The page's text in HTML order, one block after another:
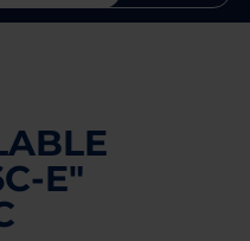
E"